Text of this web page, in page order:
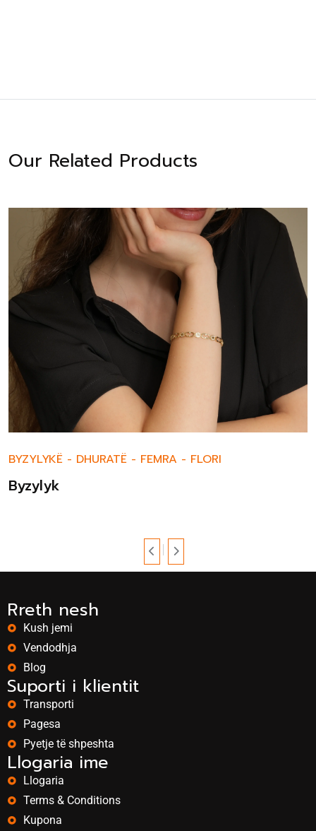
Our Related Products
BYZYLYKË - DHURATË - FEMRA - FLORI
Byzylyk
Rreth nesh
Kush jemi
Vendodhja
Blog
Suporti i klientit
Transporti
Pagesa
Pyetje të shpeshta
Llogaria ime
Llogaria
Terms & Conditions
Kupona